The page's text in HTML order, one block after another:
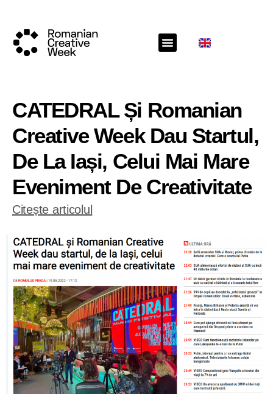
CATEDRAL Și Romanian
Creative Week Dau Startul,
De La Iași, Celui Mai Mare
Eveniment De Creativitate
Citește articolul